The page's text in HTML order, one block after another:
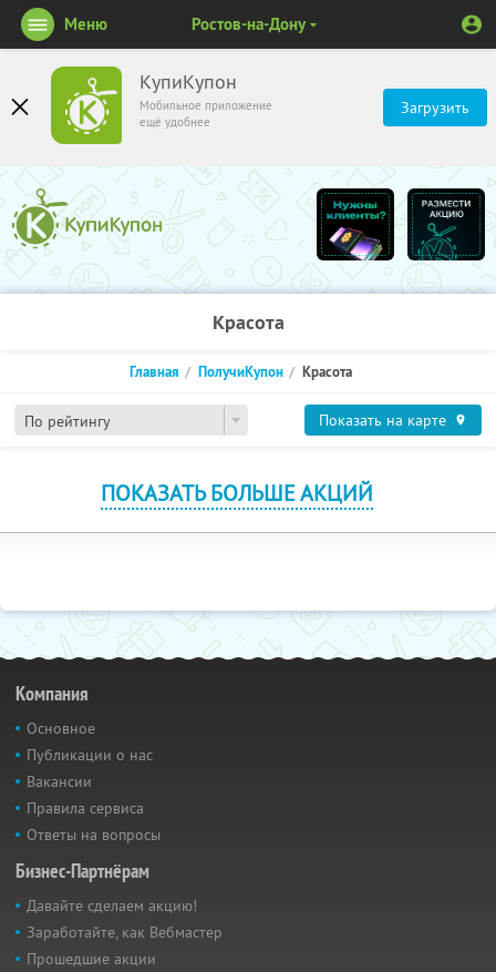
КупиКупон
Мобильное приложение
ещё удобнее
Загрузить
Меню Ростов-на-Дону
Красота
По рейтингу
Главная ПолучиКупон Красота
Показать на карте
ПОКАЗАТЬ БОЛЬШЕ АКЦИЙ
Компания
Основное
Публикации о нас
Вакансии
Правила сервиса
Ответы на вопросы
Бизнес-Партнёрам
Давайте сделаем акцию!
Заработайте, как Вебмастер
Прошедшие акции